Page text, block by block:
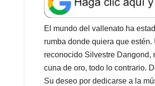
t
s
A
p
p
e
b
o
o
k
k
e
d
I
n
l
e
a
d
s
El mundo del vallenato ha
rumba donde quiera que
reconocido Silvestre Dangond,
cuna de oro, todo lo contrario.
Su deseo por dedicarse a la